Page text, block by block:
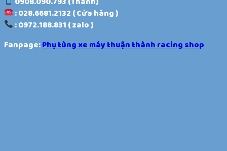
: 028.6681.2132 ( Cửa hàng )
: 0972.188.831 ( zalo )
Fanpage:Phụ tùng xe máy thuận thành racing shop